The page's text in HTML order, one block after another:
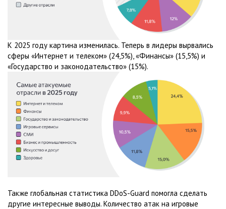
К 2025 году картина изменилась. Теперь в лидеры вырвались
сферы «Интернет и телеком» (24,5%), «Финансы» (15,5%) и
«Государство и законодательство» (15%).
Также глобальная статистика DDoS-Guard помогла сделать
другие интересные выводы. Количество атак на игровые